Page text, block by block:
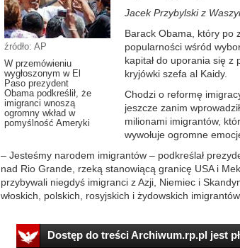
źródło: AP
W przemówieniu
wygłoszonym w El
Paso prezydent
Obama podkreślił, że
imigranci wnoszą
ogromny wkład w
pomyślność Ameryki
Jacek Przybylski z
Barack Obama, który po
popularności wśród
kapitał do uporania się
kryjówki szefa al Kaidy.
Chodzi o reformę
jeszcze zanim
milionami imigrantów,
wywołuje ogromne
– Jesteśmy narodem imigrantów – podkreślał
nad Rio Grande, rzeką stanowiącą granicę USA i
przybywali niegdyś imigranci z Azji, Niemiec i
włoskich, polskich, rosyjskich i żydowskich
Dostęp do treści Archiwum.rp.pl jest